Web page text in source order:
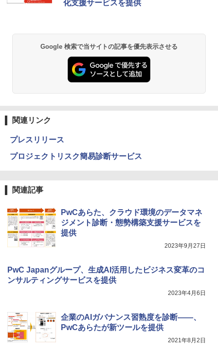
化支援サービスを提供
Google 検索で当サイトの記事を優先表示させる
関連リンク
プレスリリース
プロジェクトリスク簡易診断サービス
関連記事
PwCあらた、クラウド環境のデータマネ
ジメント診断・態勢構築支援サービスを
提供
2023年9月27日
PwC Japanグループ、生成AI活用したビジネス変革のコ
ンサルティングサービスを提供
2023年4月6日
企業のAIガバナンス習熟度を診断――、
PwCあらたが新ツールを提供
2021年8月2日